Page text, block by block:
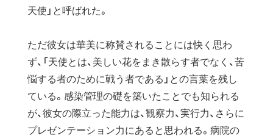
天使」と呼ばれた。
ただ彼女は華美に称賛されることには快く思わ
ず、「天使とは、美しい花をまき散らす者でなく、苦
悩する者のために戦う者である」との言葉を残し
ている。感染管理の礎を築いたことでも知られる
が、彼女の際立った能力は、観察力、実行力、さらに
プレゼンテーション力にあると思われる。病院の